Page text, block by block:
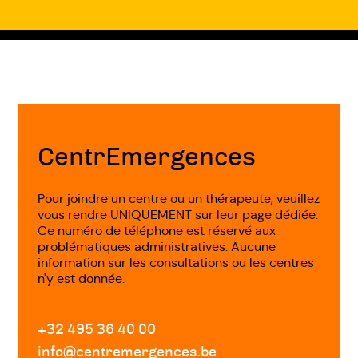
évidence les points forts.
d’aider à améliorer, contourner les
difficultés, trouver des stratégies.
Finalement, cela va aider l’enfant à accéder
Fin
CentrEmergences
Pour joindre un centre ou un thérapeute, veuillez
vous rendre UNIQUEMENT sur leur page dédiée.
Ce numéro de téléphone est réservé aux
problématiques administratives. Aucune
information sur les consultations ou les centres
n'y est donnée.
+32 495 36 40 00
info@centremergences.be